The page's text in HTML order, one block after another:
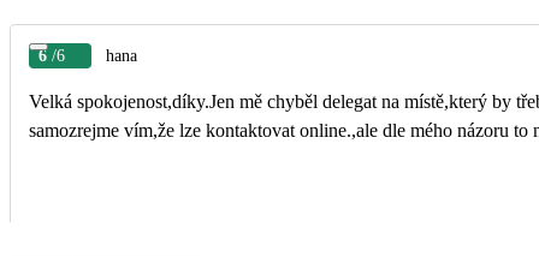
6 /6 hana
Velká spokojenost,díky.Jen mě chyběl delegat na místě,který by
samozrejme vím,že lze kontaktovat online.,ale dle mého názoru to